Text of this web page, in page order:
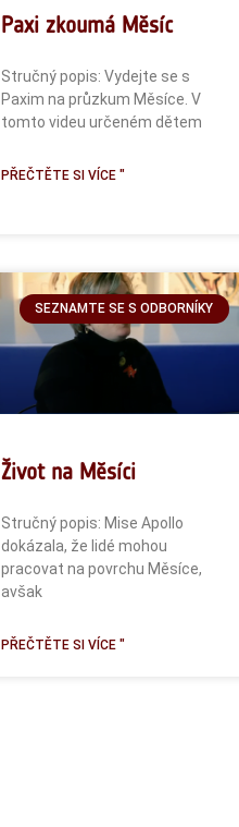
Paxi zkoumá Měsíc
Stručný popis: Vydejte se s
Paxim na průzkum Měsíce. V
tomto videu určeném dětem
PŘEČTĚTE SI VÍCE "
SEZNAMTE SE S ODBORNÍKY
Život na Měsíci
Stručný popis: Mise Apollo
dokázala, že lidé mohou
pracovat na povrchu Měsíce,
avšak
PŘEČTĚTE SI VÍCE "